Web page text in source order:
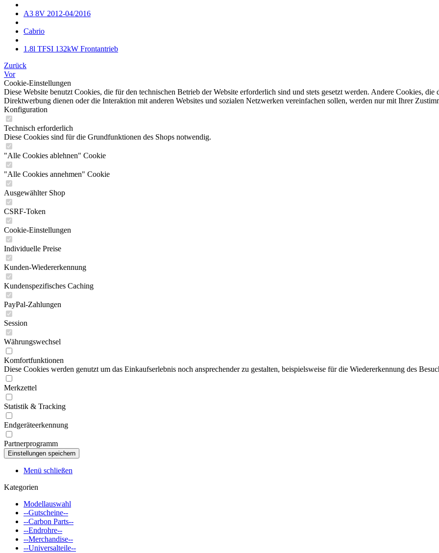
A3 8V 2012-04/2016
Cabrio
1.8l TFSI 132kW Frontantrieb
Zurück
Vor
Cookie-Einstellungen
Diese Website benutzt Cookies, die für den technischen Betrieb der Website erforderlich sind und stets gesetzt werden. Andere Cookies,
Direktwerbung dienen oder die Interaktion mit anderen Websites und sozialen Netzwerken vereinfachen sollen, werden nur mit Ihrer
Konfiguration
Technisch erforderlich
Diese Cookies sind für die Grundfunktionen des Shops notwendig.
"Alle Cookies ablehnen" Cookie
"Alle Cookies annehmen" Cookie
Ausgewählter Shop
CSRF-Token
Cookie-Einstellungen
Individuelle Preise
Kunden-Wiedererkennung
Kundenspezifisches Caching
PayPal-Zahlungen
Session
Währungswechsel
Komfortfunktionen
Diese Cookies werden genutzt um das Einkaufserlebnis noch ansprechender zu gestalten, beispielsweise für die Wiedererkennung des
Merkzettel
Statistik & Tracking
Endgeräteerkennung
Partnerprogramm
Menü schließen
Kategorien
Modellauswahl
--Gutscheine--
--Carbon Parts--
--Endrohre--
--Merchandise--
--Universalteile--